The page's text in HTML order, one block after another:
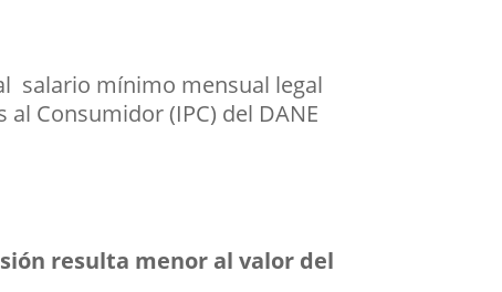
salario mínimo mensual legal
Consumidor (IPC) del DANE
resulta menor al valor del